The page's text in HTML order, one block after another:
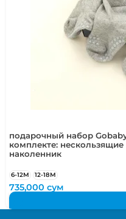
1-4
1,5-
2-
подарочный набор
комплекте:
наколенник
6-12М 12-18М
735,000сум